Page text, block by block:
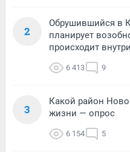
2
Обрушившийся в
планирует
происходит внутри
6 413 9
3
Какой район
жизни — опрос
6 154 5